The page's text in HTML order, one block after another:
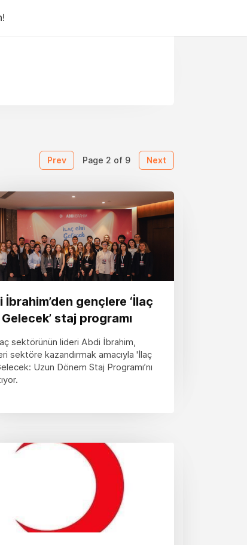
Prev Page 2 of 9 Next
İbrahim’den gençlere ‘İlaç
staj programı
sektörünün lideri Abdi İbrahim,
sektöre kazandırmak amacıyla 'İlaç
Uzun Dönem Staj Programı’nı